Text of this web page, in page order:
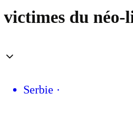
victimes du néo-
Serbie ·